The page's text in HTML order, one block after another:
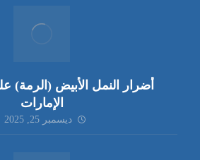
أضرار النمل الأبيض (الرمة)
الإمارات
ديسمبر 25, 2025